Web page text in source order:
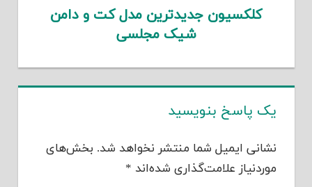
کلکسیون جدیدترین مدل کت و دامن
شیک مجلسی
یک پاسخ بنویسید
نشانی ایمیل شما منتشر نخواهد شد. بخش‌های
موردنیاز علامت‌گذاری شده‌اند *